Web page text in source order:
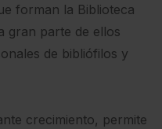
forman la Biblioteca
gran parte de ellos
de bibliófilos y
crecimiento, permite